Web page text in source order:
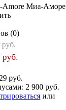
Amore Миа-Аморе
(0)
руб.
руб.
29 руб.
2 900 руб.
или